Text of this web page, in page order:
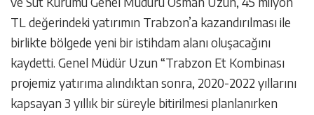
TL değerindeki yatırımın Trabzon’a kazandırılması ile
birlikte bölgede yeni bir istihdam alanı oluşacağını
kaydetti. Genel Müdür Uzun “Trabzon Et Kombinası
projemiz yatırıma alındıktan sonra, 2020-2022 yıllarını
kapsayan 3 yıllık bir süreyle bitirilmesi planlanırken